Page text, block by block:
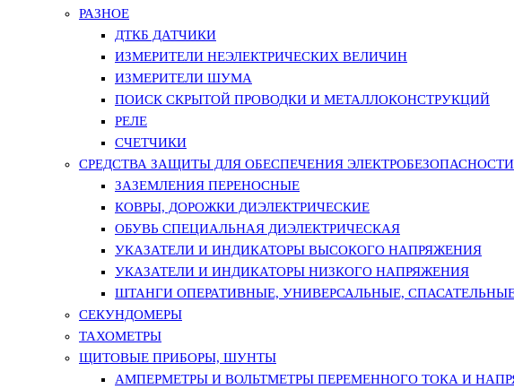
РАЗНОЕ
ДТКБ ДАТЧИКИ
ИЗМЕРИТЕЛИ НЕЭЛЕКТРИЧЕСКИХ ВЕЛИЧИН
ИЗМЕРИТЕЛИ ШУМА
ПОИСК СКРЫТОЙ ПРОВОДКИ И МЕТАЛЛОКОНСТРУКЦИЙ
РЕЛЕ
СЧЕТЧИКИ
СРЕДСТВА ЗАЩИТЫ ДЛЯ ОБЕСПЕЧЕНИЯ ЭЛЕКТРОБЕЗОПАСНОСТИ
ЗАЗЕМЛЕНИЯ ПЕРЕНОСНЫЕ
КОВРЫ, ДОРОЖКИ ДИЭЛЕКТРИЧЕСКИЕ
ОБУВЬ СПЕЦИАЛЬНАЯ ДИЭЛЕКТРИЧЕСКАЯ
УКАЗАТЕЛИ И ИНДИКАТОРЫ ВЫСОКОГО НАПРЯЖЕНИЯ
УКАЗАТЕЛИ И ИНДИКАТОРЫ НИЗКОГО НАПРЯЖЕНИЯ
ШТАНГИ ОПЕРАТИВНЫЕ, УНИВЕРСАЛЬНЫЕ,
СЕКУНДОМЕРЫ
ТАХОМЕТРЫ
ЩИТОВЫЕ ПРИБОРЫ, ШУНТЫ
АМПЕРМЕТРЫ И ВОЛЬТМЕТРЫ ПЕРЕМЕННОГО ТОКА И